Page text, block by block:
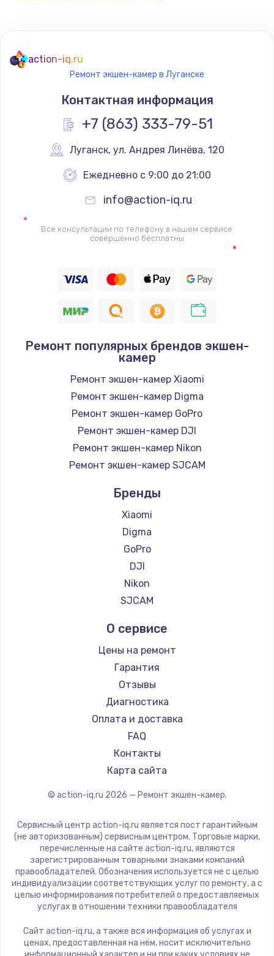
action-iq.ru
Ремонт экшен-камер в Луганске
Контактная информация
+7 (863) 333-79-51
Луганск, ул. Андрея Линёва, 120
Ежедневно с 9:00 до 21:00
info@action-iq.ru
Все консультации по телефону в нашем сервисе
совершенно бесплатны
Ремонт популярных брендов экшен-
камер
Ремонт экшен-камер Xiaomi
Ремонт экшен-камер Digma
Ремонт экшен-камер GoPro
Ремонт экшен-камер DJI
Ремонт экшен-камер Nikon
Ремонт экшен-камер SJCAM
Бренды
Xiaomi
Digma
GoPro
DJI
Nikon
SJCAM
О сервисе
Цены на ремонт
Гарантия
Отзывы
Диагностика
Оплата и доставка
FAQ
Контакты
Карта сайта
© action-iq.ru 2026 — Ремонт экшен-камер.
Сервисный центр action-iq.ru является пост гарантийным
(не авторизованным) сервисным центром. Торговые марки,
перечисленные на сайте action-iq.ru, являются
зарегистрированным товарными знаками компаний
правообладателей. Обозначения используется не с целью
индивидуализации соответствующих услуг по ремонту, а с
целью информирования потребителей о предоставляемых
услугах в отношении техники правообладателя
Сайт action-iq.ru, а также вся информация об услугах и
ценах, предоставленная на нём, носит исключительно